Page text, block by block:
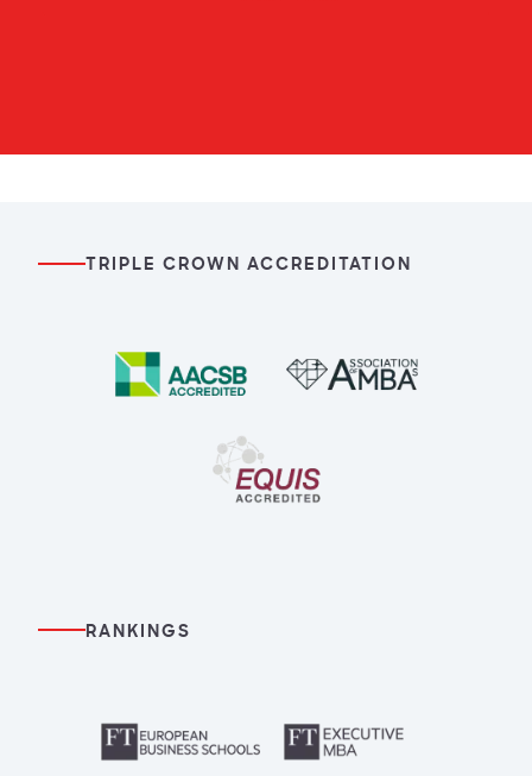
TRIPLE CROWN ACCREDITATION
RANKINGS